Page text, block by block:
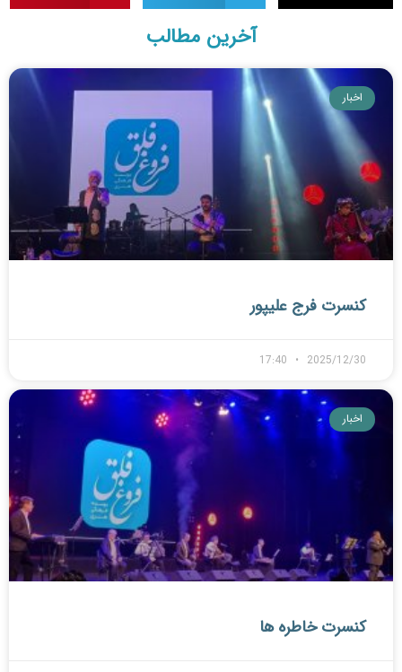
آخرین مطالب
اخبار
کنسرت فرج علیپور
2025/12/30
اخبار
کنسرت خاطره ها